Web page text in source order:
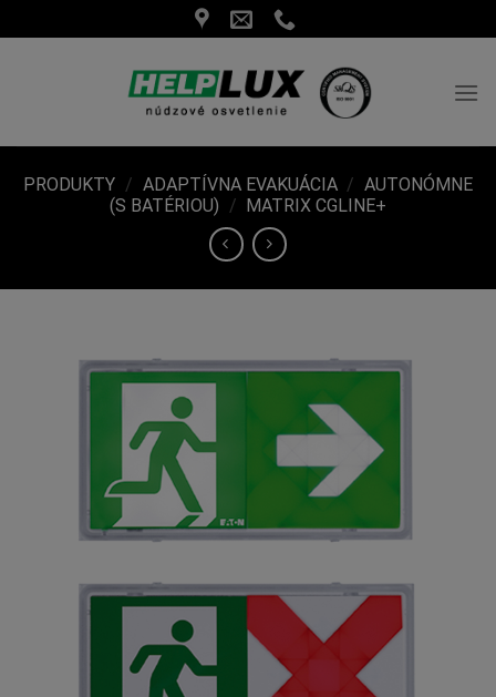
to
PRODUKTY / ADAPTÍVNA EVAKUÁCIA / AUTONÓMNE
(S BATÉRIOU) / MATRIX CGLINE+